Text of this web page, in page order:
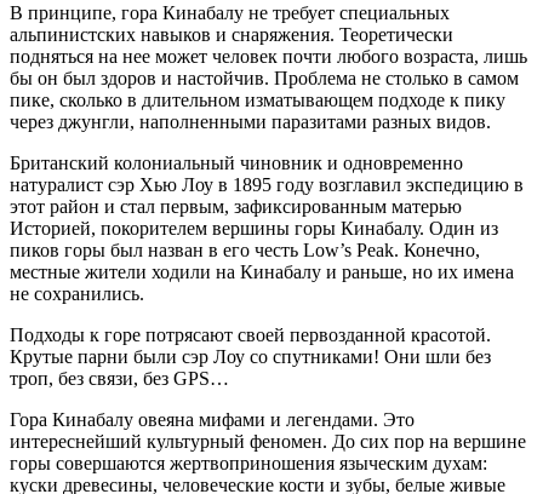
В принципе, гора Кинабалу не требует специальных
альпинистских навыков и снаряжения. Теоретически
подняться на нее может человек почти любого возраста, лишь
бы он был здоров и настойчив. Проблема не столько в самом
пике, сколько в длительном изматывающем подходе к пику
через джунгли, наполненными паразитами разных видов.
Британский колониальный чиновник и одновременно
натуралист сэр Хью Лоу в 1895 году возглавил экспедицию в
этот район и стал первым, зафиксированным матерью
Историей, покорителем вершины горы Кинабалу. Один из
пиков горы был назван в его честь Low’s Peak. Конечно,
местные жители ходили на Кинабалу и раньше, но их имена
не сохранились.
Подходы к горе потрясают своей первозданной красотой.
Крутые парни были сэр Лоу со спутниками! Они шли без
троп, без связи, без GPS…
Гора Кинабалу овеяна мифами и легендами. Это
интереснейший культурный феномен. До сих пор на вершине
горы совершаются жертвоприношения языческим духам:
куски древесины, человеческие кости и зубы, белые живые